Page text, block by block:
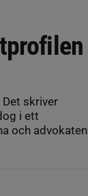
skriver
i ett
och advokaten